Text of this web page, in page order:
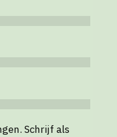
Schrijf als